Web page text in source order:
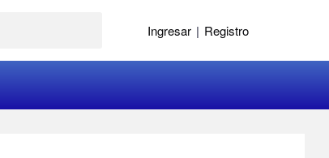
Ingresar | Registro